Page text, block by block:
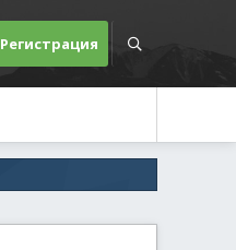
Регистрация